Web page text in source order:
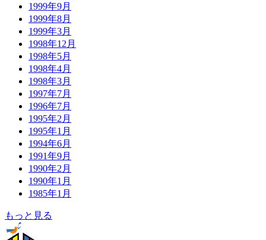
1999年9月
1999年8月
1999年3月
1998年12月
1998年5月
1998年4月
1998年3月
1997年7月
1996年7月
1995年2月
1995年1月
1994年6月
1991年9月
1990年2月
1990年1月
1985年1月
もっと見る